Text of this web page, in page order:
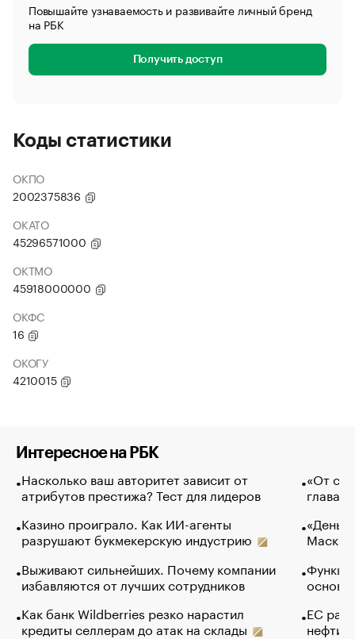
Повышайте узнаваемость и развивайте личный бренд
на РБК
Получить доступ
Коды статистики
ОКПО
2002375836
ОКАТО
45296571000
ОКТМО
45918000000
ОКФС
16
ОКОГУ
4210015
Интересное на РБК
Насколько ваш авторитет зависит от
атрибутов престижа? Тест для лидеров
Казино проиграло. Как ИИ-агенты
разрушают букмекерскую индустрию
Выживают сильнейших. Почему компании
избавляются от лучших сотрудников
Как банк Wildberries резко нарастил
кредиты селлерам до атак на склады
«От
глава
Маск в
основ
ЕС
нефти